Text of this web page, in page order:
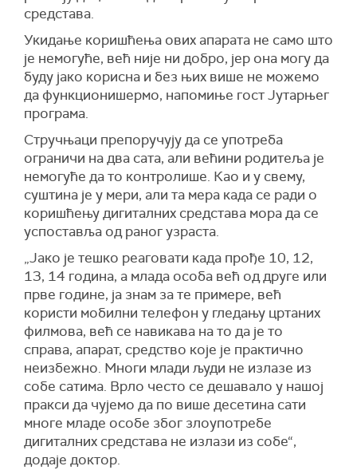
средстава.
Укидање коришћења ових апарата не само што
је немогуће, већ није ни добро, јер она могу да
буду јако корисна и без њих више не можемо
да функционишермо, напомиње гост Јутарњег
програма.
Стручњаци препоручују да се употреба
ограничи на два сата, али већини родитеља је
немогуће да то контролише. Као и у свему,
суштина је у мери, али та мера када се ради о
коришћењу дигиталних средстава мора да се
успоставља од раног узраста.
„Јако је тешко реаговати када прође 10, 12,
13, 14 година, а млада особа већ од друге или
прве године, ја знам за те примере, већ
користи мобилни телефон у гледању цртаних
филмова, већ се навикава на то да је то
справа, апарат, средство које је практично
неизбежно. Многи млади људи не излазе из
собе сатима. Врло често се дешавало у нашој
пракси да чујемо да по више десетина сати
многе младе особе због злоупотребе
дигиталних средстава не излази из собе“,
додаје доктор.